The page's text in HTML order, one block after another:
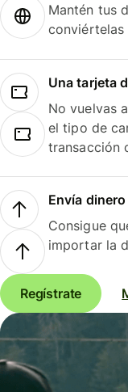
Mantén tus
conviértelas
Una tarjeta
No vuelvas
el tipo de
transacción
Envía
Consigue
importar la
Regístrate